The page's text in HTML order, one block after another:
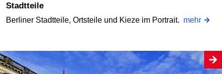
Stadtteile
Berliner Stadtteile, Ortsteile und Kieze im Portrait. mehr